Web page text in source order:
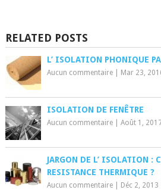
RELATED POSTS
L’ ISOLATION PHONIQUE
Aucun commentaire| Mar 23,
ISOLATION DE FENÊTRE
Aucun commentaire| Août 1,
JARGON DE L’ ISOLATION :
RESISTANCE THERMIQUE ?
Aucun commentaire| Déc 2, 2013